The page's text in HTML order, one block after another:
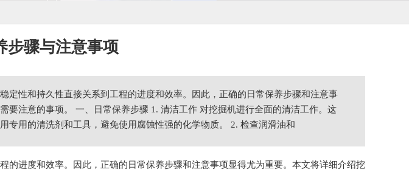
步骤与注意事项
定性和持久性直接关系到工程的进度和效率。因此，正确的日常保养步骤和注意事
要注意的事项。 一、日常保养步骤 1. 清洁工作 对挖掘机进行全面的清洁工作。这
专用的清洗剂和工具，避免使用腐蚀性强的化学物质。 2. 检查润滑油和
进度和效率。因此，正确的日常保养步骤和注意事项显得尤为重要。本文将详细介绍挖